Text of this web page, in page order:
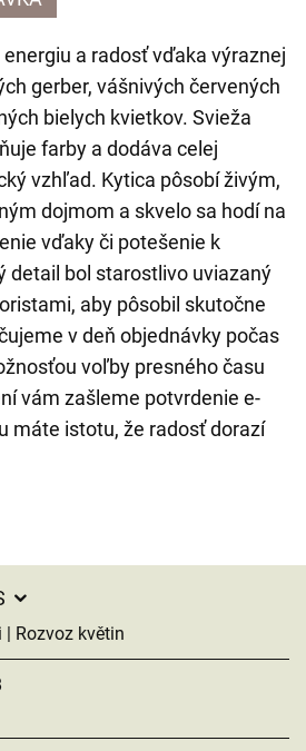
a radosť vďaka výraznej
gerber, vášnivých červených
bielych kvietkov. Svieža
farby a dodáva celej
vzhľad. Kytica pôsobí živým,
dojmom a skvelo sa hodí na
vďaky či potešenie k
detail bol starostlivo uviazaný
aby pôsobil skutočne
v deň objednávky počas
voľby presného času
vám zašleme potvrdenie e-
máte istotu, že radosť dorazí
Rozvoz květin